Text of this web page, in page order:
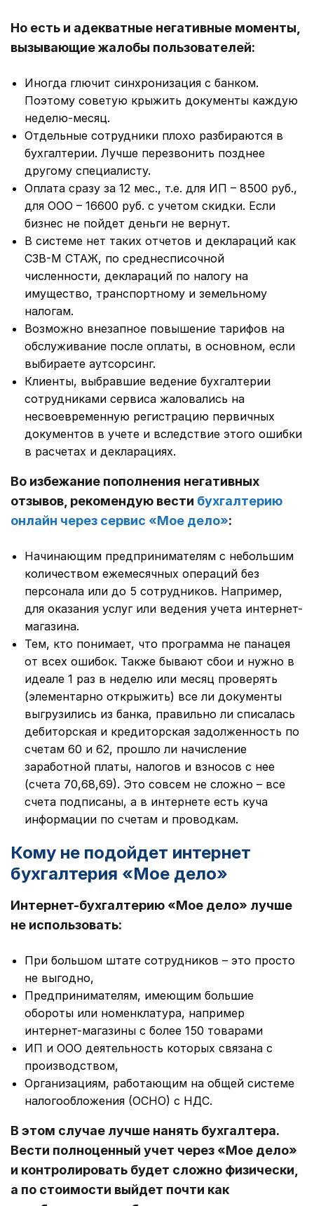
Но есть и адекватные негативные моменты,
вызывающие жалобы пользователей:
Иногда глючит синхронизация с банком.
Поэтому советую крыжить документы каждую
неделю-месяц.
Отдельные сотрудники плохо разбираются в
бухгалтерии. Лучше перезвонить позднее
другому специалисту.
Оплата сразу за 12 мес., т.е. для ИП – 8500 руб.,
для ООО – 16600 руб. с учетом скидки. Если
бизнес не пойдет деньги не вернут.
В системе нет таких отчетов и деклараций как
СЗВ-М СТАЖ, по среднесписочной
численности, деклараций по налогу на
имущество, транспортному и земельному
налогам.
Возможно внезапное повышение тарифов на
обслуживание после оплаты, в основном, если
выбираете аутсорсинг.
Клиенты, выбравшие ведение бухгалтерии
сотрудниками сервиса жаловались на
несвоевременную регистрацию первичных
документов в учете и вследствие этого ошибки
в расчетах и декларациях.
Во избежание пополнения негативных
отзывов, рекомендую вести бухгалтерию
онлайн через сервис «Мое дело»:
Начинающим предпринимателям с небольшим
количеством ежемесячных операций без
персонала или до 5 сотрудников. Например,
для оказания услуг или ведения учета интернет-
магазина.
Тем, кто понимает, что программа не панацея
от всех ошибок. Также бывают сбои и нужно в
идеале 1 раз в неделю или месяц проверять
(элементарно открыжить) все ли документы
выгрузились из банка, правильно ли списалась
дебиторская и кредиторская задолженность по
счетам 60 и 62, прошло ли начисление
заработной платы, налогов и взносов с нее
(счета 70,68,69). Это совсем не сложно – все
счета подписаны, а в интернете есть куча
информации по счетам и проводкам.
Кому не подойдет интернет
бухгалтерия «Мое дело»
Интернет-бухгалтерию «Мое дело» лучше
не использовать:
При большом штате сотрудников – это просто
не выгодно,
Предпринимателям, имеющим большие
обороты или номенклатура, например
интернет-магазины с более 150 товарами
ИП и ООО деятельность которых связана с
производством,
Организациям, работающим на общей системе
налогообложения (ОСНО) с НДС.
В этом случае лучше нанять бухгалтера.
Вести полноценный учет через «Мое дело»
и контролировать будет сложно физически,
а по стоимости выйдет почти как